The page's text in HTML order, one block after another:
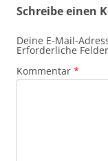
Schreibe einen
Deine E-Mail-
Erforderliche
Kommentar *